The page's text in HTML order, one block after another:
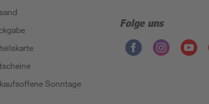
Sonntage
Folge uns